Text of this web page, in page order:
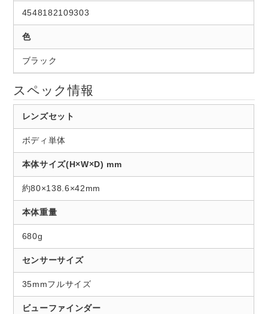
4548182109303
色
ブラック
スペック情報
レンズセット
ボディ単体
本体サイズ(H×W×D) mm
約80×138.6×42mm
本体重量
680g
センサーサイズ
35mmフルサイズ
ビューファインダー